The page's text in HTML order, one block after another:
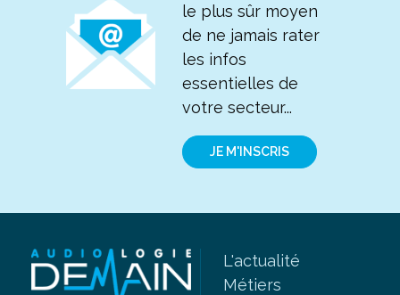
le plus sûr moyen
de ne jamais rater
les infos
essentielles de
votre secteur...
JE M'INSCRIS
L'actualité
Métiers